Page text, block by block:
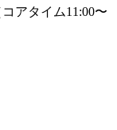
アタイム11:00〜